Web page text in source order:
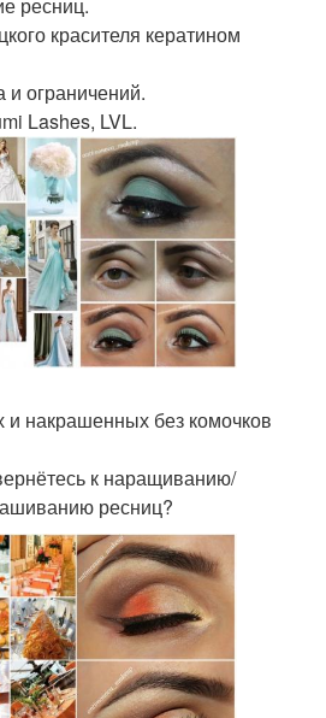
красителя кератином
и ограничений.
Lashes, LVL.
накрашенных без комочков
к наращиванию/
ресниц?